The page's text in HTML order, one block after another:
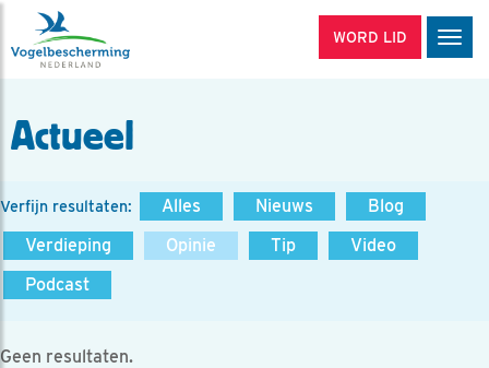
WORD LID
Actueel
Verfijn resultaten: Alles Nieuws
Blog
Verdieping
Opinie Tip
Video
Podcast
Geen resultaten.